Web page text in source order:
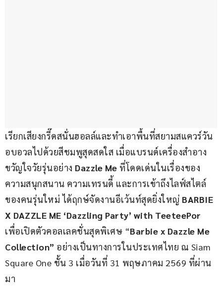
เรียกเสียงกรี๊ดสนั่นฮอลล์และทำเอาพื้นที่สยามสแควร์วัน
อบอวลไปด้วยสีชมพูสุดสดใส เมื่อแบรนด์เครื่องสำอาง
ขวัญใจวัยรุ่นอย่าง Dazzle Me ที่โดดเด่นในเรื่องของ
ความสนุกสนาน ความเทรนดี้ และการเข้าถึงไลฟ์สไตล์
ของคนรุ่นใหม่ ได้ฤกษ์จัดงานอีเว้นท์สุดยิ่งใหญ่ BARBIE
X DAZZLE ME ‘Dazzling Party’ with TeeteePor
เพื่อเปิดตัวคอลเลคชั่นสุดพิเศษ “Barbie x Dazzle Me
Collection” อย่างเป็นทางการในประเทศไทย ณ Siam
Square One ชั้น 3 เมื่อวันที่ 31 พฤษภาคม 2569 ที่ผ่าน
มา